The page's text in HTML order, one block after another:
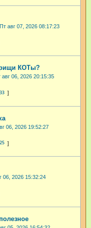
Пт авг 07, 2026 08:17:23
КОТы?
авг 06, 2026 20:15:35
06, 2026 19:52:27
06, 2026 15:32:24